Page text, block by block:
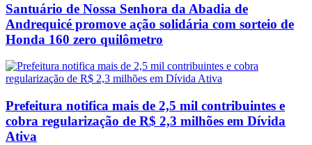
Santuário de Nossa Senhora da Abadia de
Andrequicé promove ação solidária com sorteio de
Honda 160 zero quilômetro
Prefeitura notifica mais de 2,5 mil contribuintes e
cobra regularização de R$ 2,3 milhões em Dívida
Ativa